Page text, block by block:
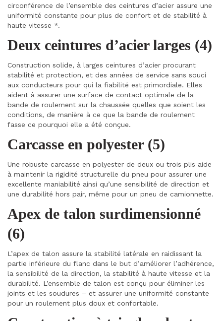
circonférence de l’ensemble des ceintures d’acier assure une
uniformité constante pour plus de confort et de stabilité à
haute vitesse *.
Deux ceintures d’acier larges (4)
Construction solide, à larges ceintures d’acier procurant
stabilité et protection, et des années de service sans souci
aux conducteurs pour qui la fiabilité est primordiale. Elles
aident à assurer une surface de contact optimale de la
bande de roulement sur la chaussée quelles que soient les
conditions, de manière à ce que la bande de roulement
fasse ce pourquoi elle a été conçue.
Carcasse en polyester (5)
Une robuste carcasse en polyester de deux ou trois plis aide
à maintenir la rigidité structurelle du pneu pour assurer une
excellente maniabilité ainsi qu’une sensibilité de direction et
une durabilité hors pair, même pour un pneu de camionnette.
Apex de talon surdimensionné
(6)
L’apex de talon assure la stabilité latérale en raidissant la
partie inférieure du flanc dans le but d’améliorer l’adhérence,
la sensibilité de la direction, la stabilité à haute vitesse et la
durabilité. L’ensemble de talon est conçu pour éliminer les
joints et les soudures – et assurer une uniformité constante
pour un roulement plus doux et confortable.